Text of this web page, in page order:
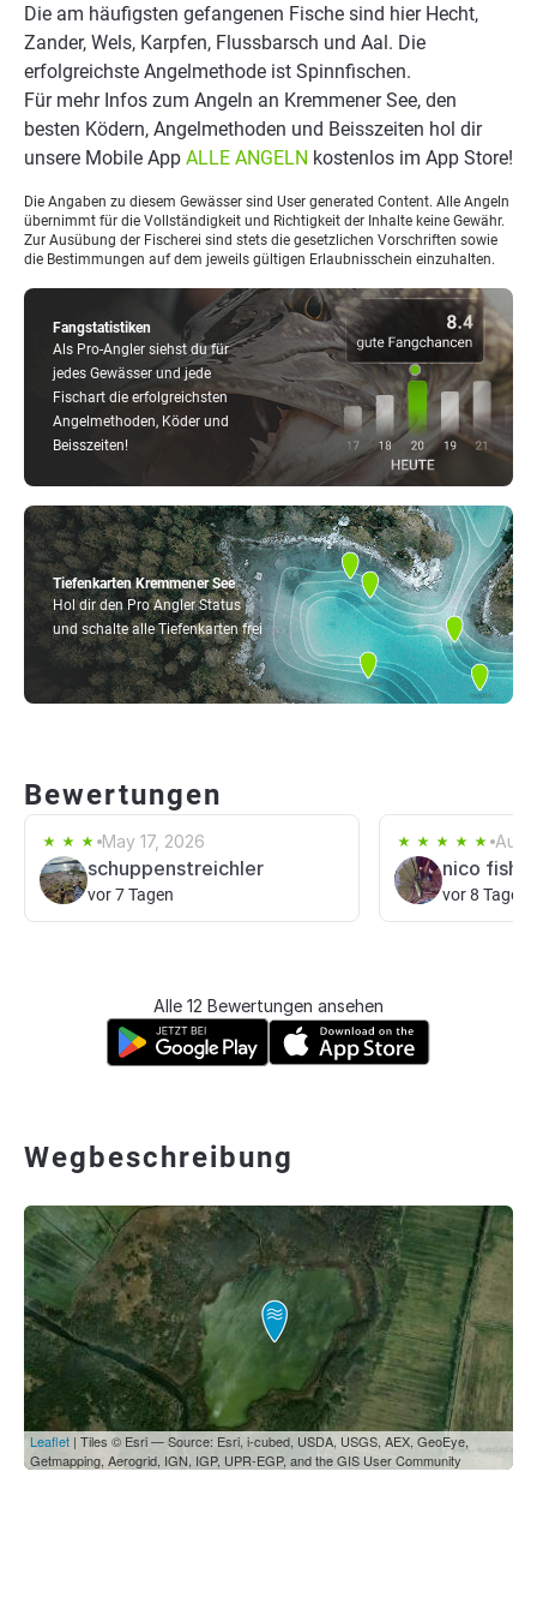
Tiefenkarten Kremmener See
Hol dir den Pro Angler Status
und schalte alle Tiefenkarten frei
Fangstatistiken
Als Pro-Angler siehst du für
jedes Gewässer und jede
Fischart die erfolgreichsten
Angelmethoden, Köder und
Beisszeiten!
Die am häufigsten gefangenen Fische sind hier Hecht,
Zander, Wels, Karpfen, Flussbarsch und Aal. Die
erfolgreichste Angelmethode ist Spinnfischen.
Für mehr Infos zum Angeln an Kremmener See, den
besten Ködern, Angelmethoden und Beisszeiten hol dir
unsere Mobile App ALLE ANGELN kostenlos im App Store!
Die Angaben zu diesem Gewässer sind User generated Content. Alle Angeln
übernimmt für die Vollständigkeit und Richtigkeit der Inhalte keine Gewähr.
Zur Ausübung der Fischerei sind stets die gesetzlichen Vorschriften sowie
die Bestimmungen auf dem jeweils gültigen Erlaubnisschein einzuhalten.
Bewertungen
May 17, 2026
schuppenstreichler
vor 7 Tagen
Aug
nico
vor 8 Tagen
Alle 12 Bewertungen ansehen
Wegbeschreibung
Leaflet | Tiles © Esri — Source: Esri, i-cubed, USDA, USGS, AEX, GeoEye,
Getmapping, Aerogrid, IGN, IGP, UPR-EGP, and the GIS User Community